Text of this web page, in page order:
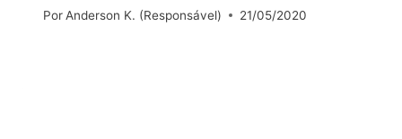
Por Anderson K. (Responsável) 21/05/2020